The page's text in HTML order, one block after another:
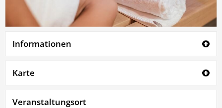
Informationen
Karte
Veranstaltungsort